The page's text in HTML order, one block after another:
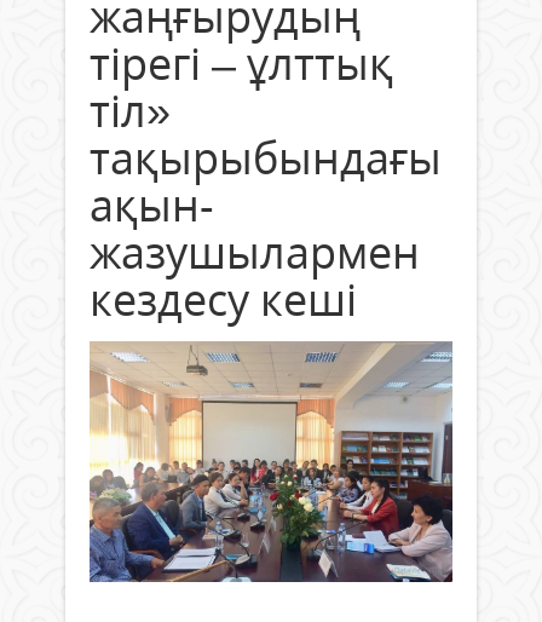
жаңғырудың
тірегі – ұлттық
тіл»
тақырыбындағы
ақын-
жазушылармен
кездесу кеші